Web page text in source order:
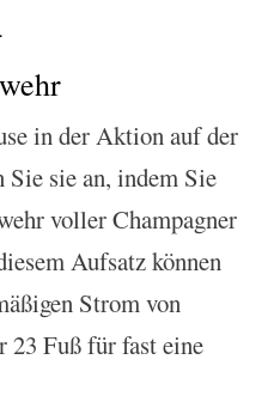
in der Aktion auf der
sie an, indem Sie
voller Champagner
Aufsatz können
Strom von
23 Fuß für fast eine